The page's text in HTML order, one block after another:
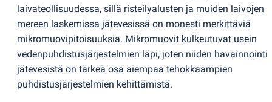
laivateollisuudessa, sillä risteilyalusten ja muiden laivojen
mereen laskemissa jätevesissä on monesti merkittäviä
mikromuovipitoisuuksia. Mikromuovit kulkeutuvat usein
vedenpuhdistusjärjestelmien läpi, joten niiden havainnointi
jätevesistä on tärkeä osa aiempaa tehokkaampien
puhdistusjärjestelmien kehittämistä.